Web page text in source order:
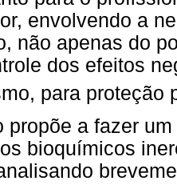
envolvendo a
não apenas do
dos efeitos
para proteção
propõe a fazer
bioquímicos